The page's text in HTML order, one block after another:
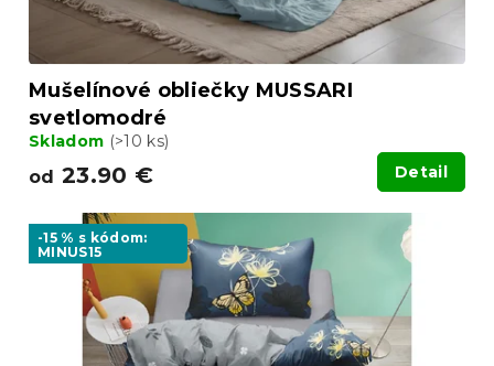
Mušelínové obliečky MUSSARI
svetlomodré
Skladom (>10 ks)
od 23.90 € Detail
-15 % s kódom:
MINUS15